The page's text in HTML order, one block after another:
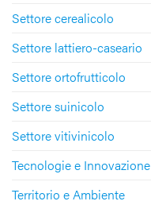
Settore cerealicolo
Settore lattiero-caseario
Settore ortofrutticolo
Settore suinicolo
Settore vitivinicolo
Tecnologie e Innovazione
Territorio e Ambiente